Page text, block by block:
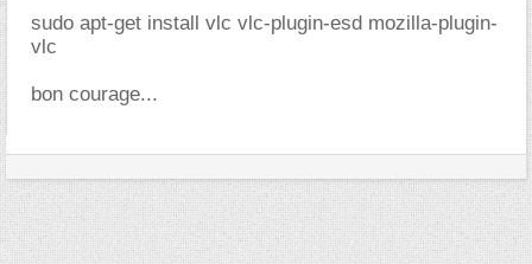
sudo apt-get install vlc vlc-plugin-esd mozilla-plugin-
vlc
bon courage...